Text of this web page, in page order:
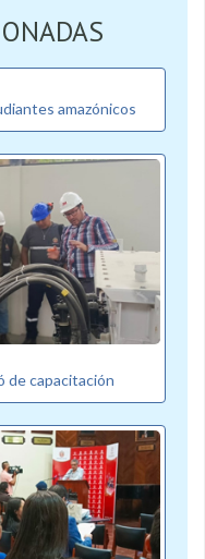
amazónicos
de capacitación